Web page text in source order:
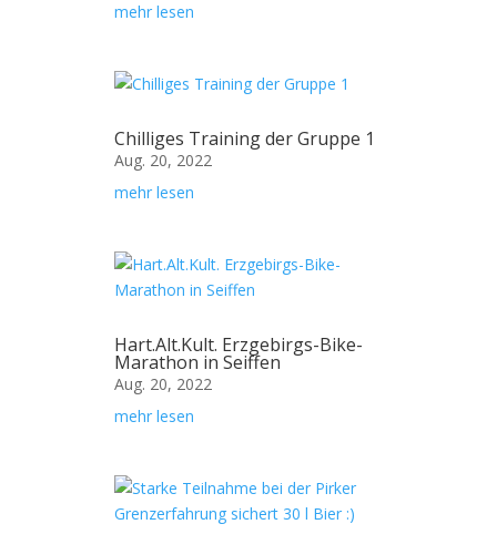
mehr lesen
Chilliges Training der Gruppe 1
Aug. 20, 2022
mehr lesen
Hart.Alt.Kult. Erzgebirgs-Bike-
Marathon in Seiffen
Aug. 20, 2022
mehr lesen